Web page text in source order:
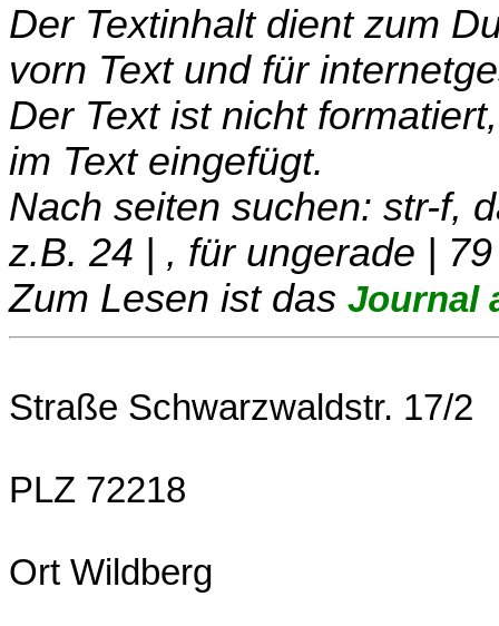
Der Textinhalt dient zum
vorn Text und für
Der Text ist nicht
im Text eingefügt.
Nach seiten suchen: str-f,
z.B. 24 | , für ungerade | 79
Zum Lesen ist das Journal
Straße Schwarzwaldstr. 17/2
PLZ 72218
Ort Wildberg